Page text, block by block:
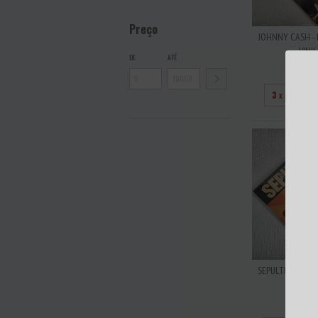
Preço
DE ATÉ
JOHNNY CASH -
3 x de
SEPULTURA -